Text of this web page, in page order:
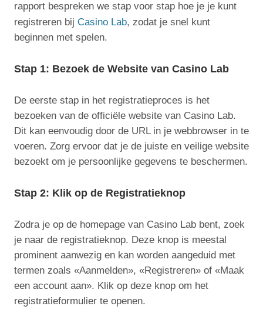
rapport bespreken we stap voor stap hoe je je kunt
registreren bij Casino Lab, zodat je snel kunt
beginnen met spelen.
Stap 1: Bezoek de Website van Casino Lab
De eerste stap in het registratieproces is het
bezoeken van de officiële website van Casino Lab.
Dit kan eenvoudig door de URL in je webbrowser in te
voeren. Zorg ervoor dat je de juiste en veilige website
bezoekt om je persoonlijke gegevens te beschermen.
Stap 2: Klik op de Registratieknop
Zodra je op de homepage van Casino Lab bent, zoek
je naar de registratieknop. Deze knop is meestal
prominent aanwezig en kan worden aangeduid met
termen zoals «Aanmelden», «Registreren» of «Maak
een account aan». Klik op deze knop om het
registratieformulier te openen.